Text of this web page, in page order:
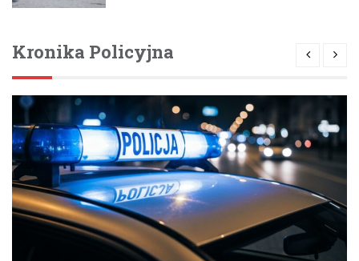
Kronika Policyjna